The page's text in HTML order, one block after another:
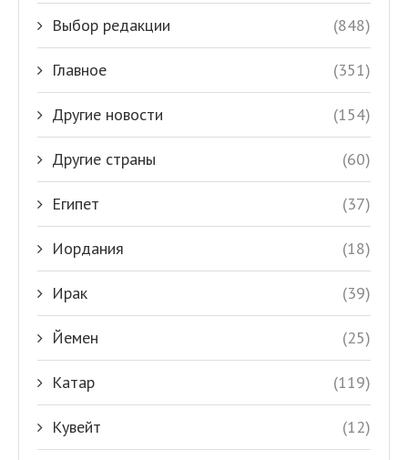
Выбор редакции (848)
Главное (351)
Другие новости (154)
Другие страны (60)
Египет (37)
Иордания (18)
Ирак (39)
Йемен (25)
Катар (119)
Кувейт (12)